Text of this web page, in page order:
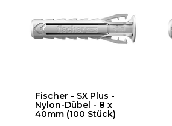
Fischer - SX Plus -
Nylon-Dübel - 8 x
40mm (100 Stück)